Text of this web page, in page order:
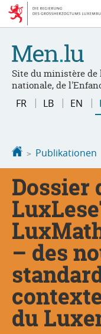
Zur
Navigation
Zum
Inhalt
Site du ministère de
nationale, de
Sprache
wechseln
FR LB EN
Startseite
Publikationen
Dossier
– des
du